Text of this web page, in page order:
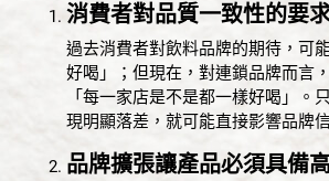
消費者對品質一致性的要
過去消費者對飲料品牌的期待，可
好喝」；但現在，對連鎖品牌而言
「每一家店是不是都一樣好喝」。
現明顯落差，就可能直接影響品牌
品牌擴張讓產品必須具備